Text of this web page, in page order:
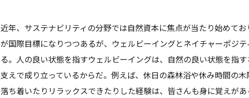
近年、サステナビリティの分野では自然資本に焦点が当たり始めて
が国際目標になりつつあるが、ウェルビーイングとネイチャーポジ
る。人の良い状態を指すウェルビーイングは、自然の良い状態を指
支えで成り立っているからだ。例えば、休日の森林浴や休み時間の
落ち着いたりリラックスできたりした経験は、皆さんも身に覚えがあ